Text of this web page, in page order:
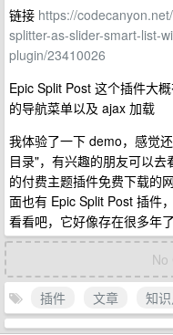
链接 https://
splitter-as-slider-smart-list-
plugin/23410026
Epic Split Post 这个插件大
的导航菜单以及 ajax 加载
我体验了一下 demo，感觉
目录"，有兴趣的朋友可以
的付费主题插件免费下载的
面也有 Epic Split Post 插件
看看吧，它好像存在很多年了
No
插件 文章 知